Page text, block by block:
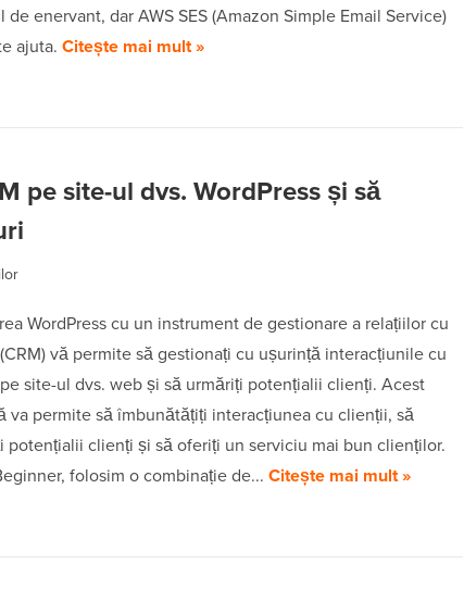
de enervant, dar AWS SES (Amazon Simple Email Service)
ajuta. Citește mai mult »
pe site-ul dvs. WordPress și să
WordPress cu un instrument de gestionare a relațiilor cu
vă permite să gestionați cu ușurință interacțiunile cu
site-ul dvs. web și să urmăriți potențialii clienți. Acest
va permite să îmbunătățiți interacțiunea cu clienții, să
potențialii clienți și să oferiți un serviciu mai bun clienților.
folosim o combinație de... Citește mai mult »